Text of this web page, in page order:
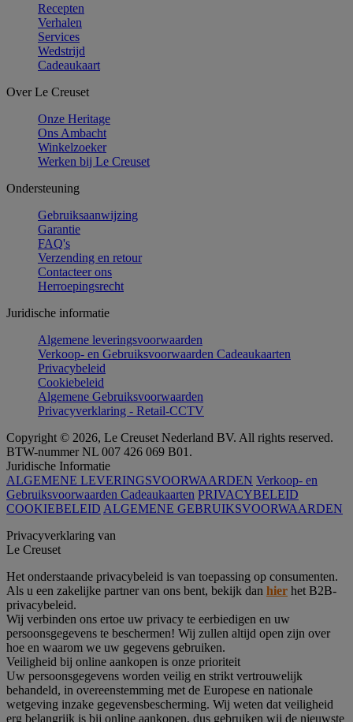
Recepten
Verhalen
Services
Wedstrijd
Cadeaukaart
Over Le Creuset
Onze Heritage
Ons Ambacht
Winkelzoeker
Werken bij Le Creuset
Ondersteuning
Gebruiksaanwijzing
Garantie
FAQ's
Verzending en retour
Contacteer ons
Herroepingsrecht
Juridische informatie
Algemene leveringsvoorwaarden
Verkoop- en Gebruiksvoorwaarden Cadeaukaarten
Privacybeleid
Cookiebeleid
Algemene Gebruiksvoorwaarden
Privacyverklaring - Retail-CCTV
Copyright © 2026, Le Creuset Nederland BV. All rights reserved.
BTW-nummer NL 007 426 069 B01.
Juridische Informatie
ALGEMENE LEVERINGSVOORWAARDEN Verkoop- en
Gebruiksvoorwaarden Cadeaukaarten PRIVACYBELEID
COOKIEBELEID ALGEMENE GEBRUIKSVOORWAARDEN
Privacyverklaring van
Le Creuset
Het onderstaande privacybeleid is van toepassing op consumenten.
Als u een zakelijke partner van ons bent, bekijk dan hier het B2B-
privacybeleid.
Wij verbinden ons ertoe uw privacy te eerbiedigen en uw
persoonsgegevens te beschermen! Wij zullen altijd open zijn over
hoe en waarom we uw gegevens gebruiken.
Veiligheid bij online aankopen is onze prioriteit
Uw persoonsgegevens worden veilig en strikt vertrouwelijk
behandeld, in overeenstemming met de Europese en nationale
wetgeving inzake gegevensbescherming. Wij weten dat veiligheid
erg belangrijk is bij online aankopen, dus gebruiken wij de nieuwste